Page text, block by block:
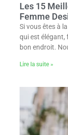
Les 15
Femme
Si vous êtes à
qui est élégant,
bon endroit.
Lire la suite »